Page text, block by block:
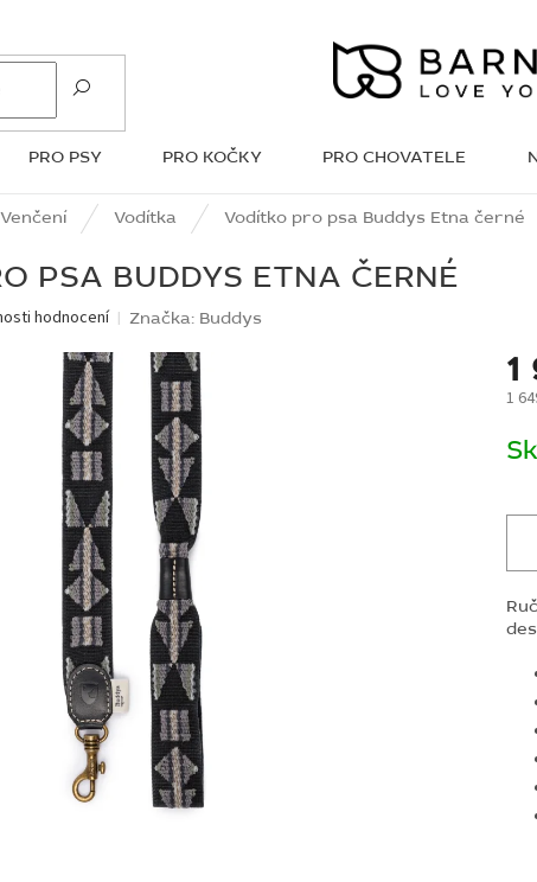
PRO PSY PRO KOČKY PRO CHOVATELE
WISH LIST
Venčení Vodítka Vodítko pro psa Buddys Etna černé
PSA BUDDYS ETNA ČERNÉ
hodnocení Značka: Buddys
1